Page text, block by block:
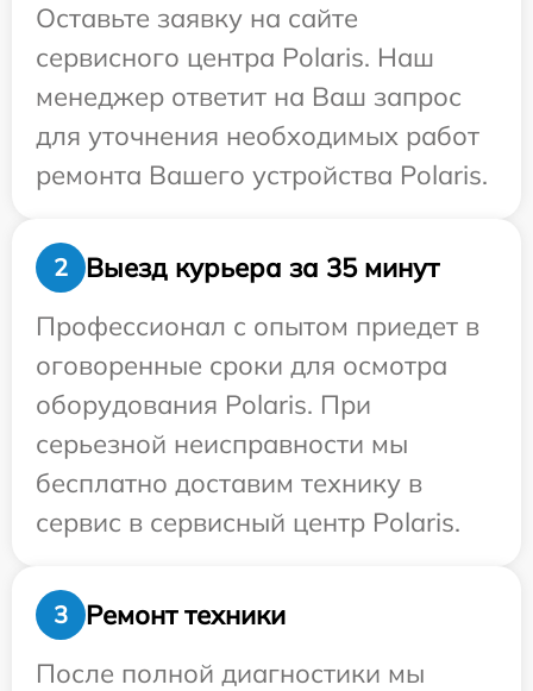
Оставьте заявку на сайте
сервисного центра Polaris. Наш
менеджер ответит на Ваш запрос
для уточнения необходимых работ
ремонта Вашего устройства Polaris.
2
Выезд курьера за 35 минут
Профессионал с опытом приедет в
оговоренные сроки для осмотра
оборудования Polaris. При
серьезной неисправности мы
бесплатно доставим технику в
сервис в сервисный центр Polaris.
3
Ремонт техники
После полной диагностики мы